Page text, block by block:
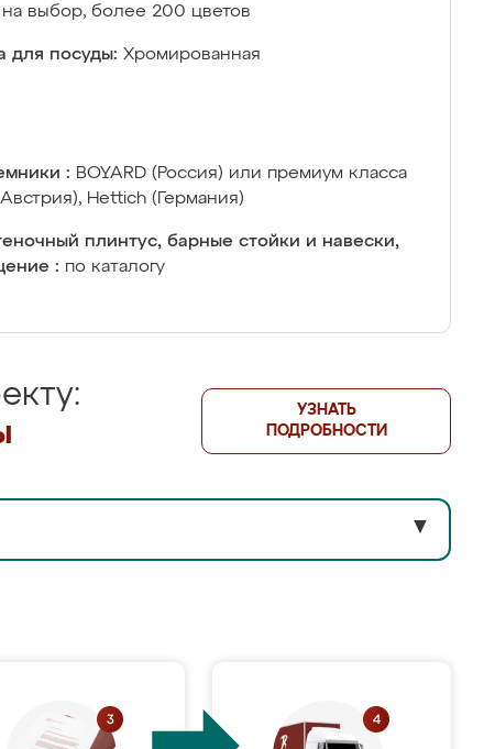
на выбор, более 200 цветов
для посуды: Хромированная
: BOYARD (Россия) или премиум класса
Hettich (Германия)
плинтус, барные стойки и навески,
: по каталогу
УЗНАТЬ
ПОДРОБНОСТИ
▼